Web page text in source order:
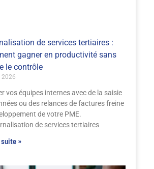
de services tertiaires :
gagner en productivité sans
le contrôle
2026
vos équipes internes avec de la saisie
ou des relances de factures freine
de votre PME.
de services tertiaires
»